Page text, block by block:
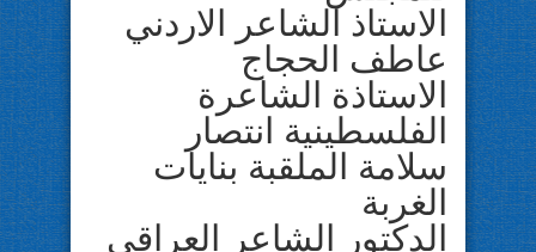
الاستاذ الشاعر الاردني
عاطف الحجاج
الاستاذة الشاعرة
الفلسطينية انتصار
سلامة الملقبة بنايات
الغربة
الدكتور الشاعر العراقي